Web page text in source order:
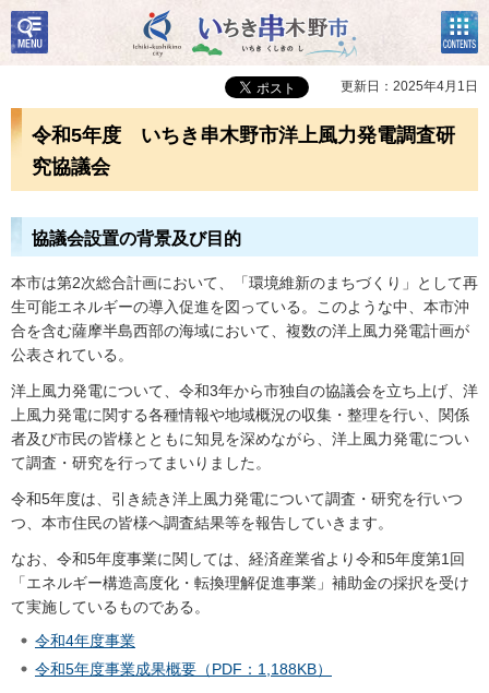
いちき串木野市
検
索・
共通
コン
テン
ツメ
ニュ
更新日：2025年4月1日
令和5年度 いちき串木野市洋上風力発電調査研
究協議会
協議会設置の背景及び目的
本市は第2次総合計画において、「環境維新のまちづくり」として再
生可能エネルギーの導入促進を図っている。このような中、本市沖
合を含む薩摩半島西部の海域において、複数の洋上風力発電計画が
公表されている。
洋上風力発電について、令和3年から市独自の協議会を立ち上げ、洋
上風力発電に関する各種情報や地域概況の収集・整理を行い、関係
者及び市民の皆様とともに知見を深めながら、洋上風力発電につい
て調査・研究を行ってまいりました。
令和5年度は、引き続き洋上風力発電について調査・研究を行いつ
つ、本市住民の皆様へ調査結果等を報告していきます。
なお、令和5年度事業に関しては、経済産業省より令和5年度第1回
「エネルギー構造高度化・転換理解促進事業」補助金の採択を受け
て実施しているものである。
令和4年度事業
令和5年度事業成果概要（PDF：1,188KB）